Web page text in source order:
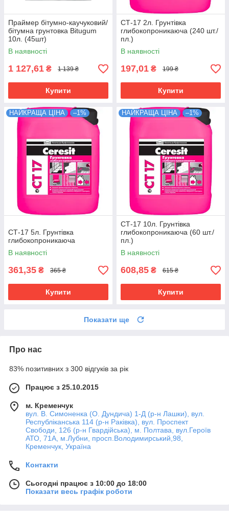
Праймер бітумно-каучуковий/
бітумна грунтовка Bitugum
10л. (45шт)
В наявності
1 127,61 ₴ 1 139 ₴
Купити
СТ-17 2л. Грунтівка
глибокопроникаюча (240 шт./
пл.)
В наявності
197,01 ₴ 199 ₴
Купити
НАЙКРАЩА ЦІНА –1%
СТ-17 5л. Грунтівка
глибокопроникаюча
В наявності
361,35 ₴ 365 ₴
Купити
НАЙКРАЩА ЦІНА –1%
СТ-17 10л. Грунтівка
глибокопроникаюча (60 шт./
пл.)
В наявності
608,85 ₴ 615 ₴
Купити
Показати ще
Про нас
83% позитивних з 300 відгуків за рік
Працює з 25.10.2015
м. Кременчук
вул. В. Симоненка (О. Дундича) 1-Д (р-н Лашки), вул.
Республіканська 114 (р-н Раківка), вул. Проспект
Свободи, 126 (р-н Гвардійська), м. Полтава, вул.Героїв
АТО, 71А, м.Лубни, просп.Володимирський,98,
Кременчук, Україна
Контакти
Сьогодні працює з 10:00 до 18:00
Показати весь графік роботи